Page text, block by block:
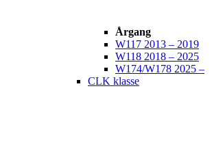
Årgang
W117 2013 – 2019
W118 2018 – 2025
W174/W178 2025 –
CLK klasse